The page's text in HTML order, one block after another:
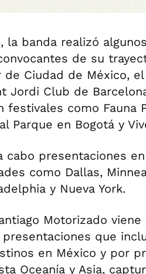
la banda realizó
de su
de Ciudad de México,
Jordi Club de
festivales como Fauna
Parque en Bogotá y
cabo presentaciones
como Dallas,
y Nueva York.
Motorizado
que
en México y por
Oceanía y Asia,